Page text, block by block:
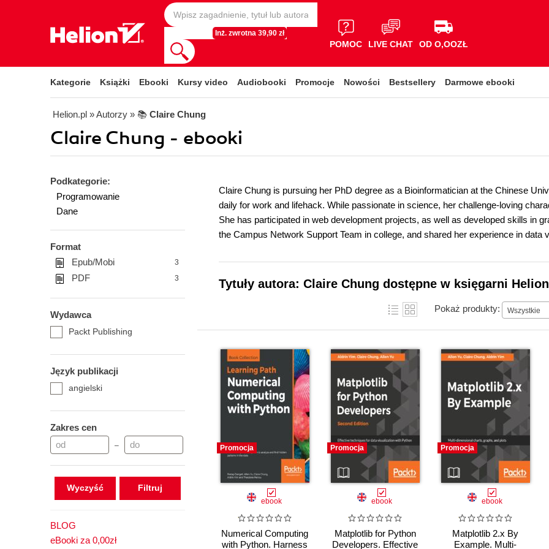
Inż. zwrotna 39,90 zł
POMOC LIVE CHAT OD O,OOZŁ
Kategorie Książki Ebooki Kursy video Audiobooki Promocje Nowości Bestsellery Darmowe ebooki
Helion.pl » Autorzy » 📚 Claire Chung
Claire Chung - ebooki
Podkategorie:
Programowanie
Dane
Format
Epub/Mobi
3
PDF 3
Wydawca
Packt Publishing
Język publikacji
angielski
Zakres cen
–
Wyczyść
BLOG
eBooki za 0,00zł
Claire Chung is pursuing her PhD degree as a Bioinformatician at the Chinese
daily for work and lifehack. While passionate in science, her challenge-loving
She has participated in web development projects, as well as developed skills in
the Campus Network Support Team in college, and shared her experience in data
Tytuły autora: Claire Chung dostępne w księgarni Helion
Pokaż produkty: Wszystkie
Promocja
ebook
Numerical Computing
with Python. Harness
Promocja
ebook
Matplotlib for Python
Developers. Effective
Promocja
ebook
Matplotlib 2.x By
Example. Multi-